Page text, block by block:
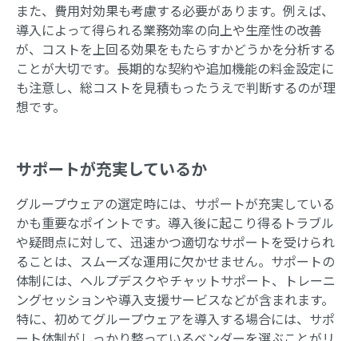
また、費用対効果も考慮する必要があります。例えば、
導入によって得られる業務効率の向上や生産性の改善
が、コストを上回る効果をもたらすかどうかを分析する
ことが大切です。長期的な契約や追加機能の料金設定に
も注意し、総コストを見積もったうえで判断するのが理
想です。
サポートが充実しているか
グループウェアの選定時には、サポートが充実している
かも重要なポイントです。導入後に起こり得るトラブル
や疑問点に対して、迅速かつ適切なサポートを受けられ
ることは、スムーズな運用に欠かせません。サポートの
体制には、ヘルプデスクやチャットサポート、トレーニ
ングセッションや導入支援サービスなどが含まれます。
特に、初めてグループウェアを導入する場合には、サポ